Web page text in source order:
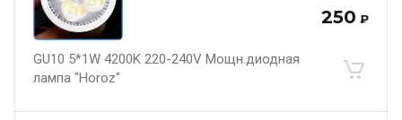
250 ₽
GU10 5*1W 4200K 220-240V Мощн.диодная
лампа "Horoz"